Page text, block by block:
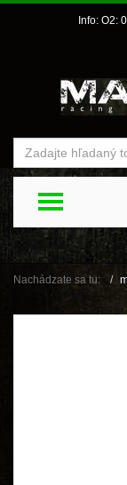
Info: O2:
Nachádzate sa tu: